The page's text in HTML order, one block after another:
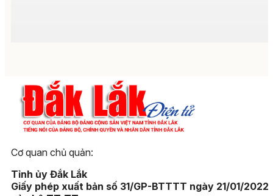
Cơ quan chủ quản:
Tỉnh ủy Đắk Lắk
Giấy phép xuất bản số 31/GP-BTTTT ngày 21/01/2022